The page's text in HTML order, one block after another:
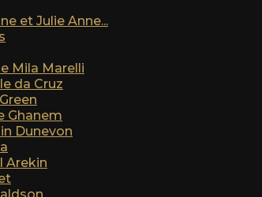
et Julie Anne...
Mila Marelli
da Cruz
Ghanem
Dunevon
Arekin